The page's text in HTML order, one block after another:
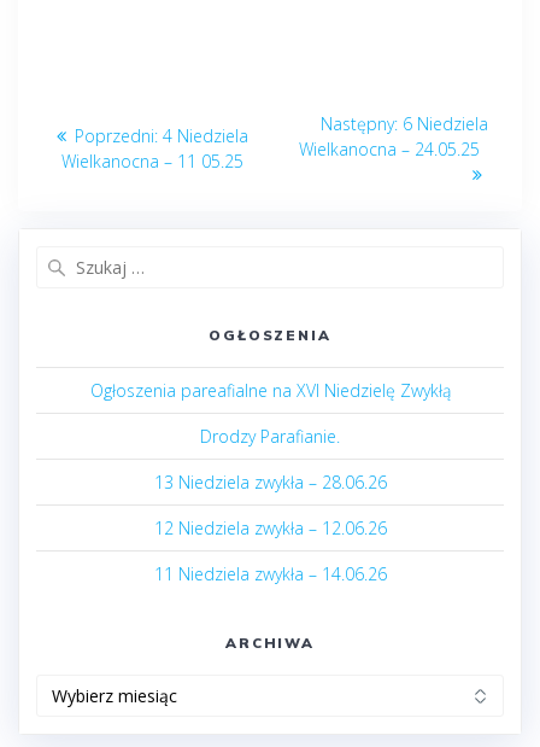
wpisu
Poprzedni: Poprzedni
post:
4 Niedziela
Wielkanocna – 11 05.25
Następny: Następny
post:
6 Niedziela
Wielkanocna – 24.05.25
OGŁOSZENIA
Ogłoszenia pareafialne na XVI Niedzielę Zwykłą
Drodzy Parafianie.
13 Niedziela zwykła – 28.06.26
12 Niedziela zwykła – 12.06.26
11 Niedziela zwykła – 14.06.26
ARCHIWA